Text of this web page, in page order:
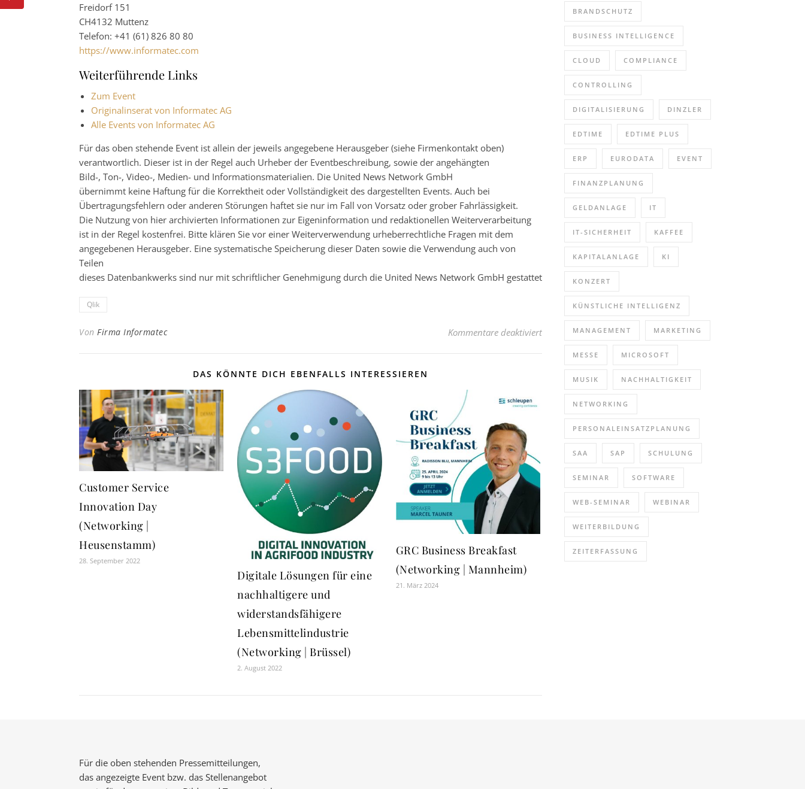
Freidorf 151
CH4132 Muttenz
Telefon: +41 (61) 826 80 80
https://www.informatec.com
Weiterführende Links
Zum Event
Originalinserat von Informatec AG
Alle Events von Informatec AG
Für das oben stehende Event ist allein der jeweils angegebene Herausgeber (siehe Firmenkontakt oben)
verantwortlich. Dieser ist in der Regel auch Urheber der Eventbeschreibung, sowie der angehängten
Bild-, Ton-, Video-, Medien- und Informationsmaterialien. Die United News Network GmbH
übernimmt keine Haftung für die Korrektheit oder Vollständigkeit des dargestellten Events. Auch bei
Übertragungsfehlern oder anderen Störungen haftet sie nur im Fall von Vorsatz oder grober Fahrlässigkeit.
Die Nutzung von hier archivierten Informationen zur Eigeninformation und redaktionellen Weiterverarbeitung
ist in der Regel kostenfrei. Bitte klären Sie vor einer Weiterverwendung urheberrechtliche Fragen mit dem
angegebenen Herausgeber. Eine systematische Speicherung dieser Daten sowie die Verwendung auch von
Teilen
dieses Datenbankwerks sind nur mit schriftlicher Genehmigung durch die United News Network GmbH gestattet
Qlik
Von Firma Informatec Kommentare deaktiviertfür Qlik Discovery & Booster Day 2021 (Networking | Basel)
DAS KÖNNTE DICH EBENFALLS INTERESSIEREN
Customer Service
Innovation Day
(Networking |
Heusenstamm)
28. September 2022
Digitale Lösungen für eine
nachhaltigere und
widerstandsfähigere
Lebensmittelindustrie
(Networking | Brüssel)
2. August 2022
GRC Business Breakfast
(Networking | Mannheim)
21. März 2024
BRANDSCHUTZ
BUSINESS INTELLIGENCE
CLOUD COMPLIANCE
CONTROLLING
DIGITALISIERUNG DINZLER
EDTIME EDTIME PLUS
ERP EURODATA EVENT
FINANZPLANUNG
GELDANLAGE IT
IT-SICHERHEIT KAFFEE
KAPITALANLAGE KI
KONZERT
KÜNSTLICHE INTELLIGENZ
MANAGEMENT MARKETING
MESSE MICROSOFT
MUSIK NACHHALTIGKEIT
NETWORKING
PERSONALEINSATZPLANUNG
SAA SAP SCHULUNG
SEMINAR SOFTWARE
WEB-SEMINAR WEBINAR
WEITERBILDUNG
ZEITERFASSUNG
Für die oben stehenden Pressemitteilungen,
das angezeigte Event bzw. das Stellenangebot